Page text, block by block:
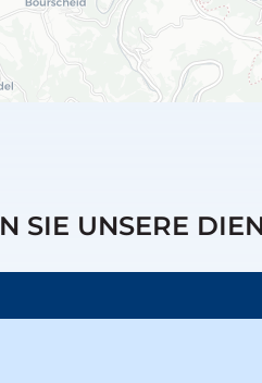
SIE UNSERE